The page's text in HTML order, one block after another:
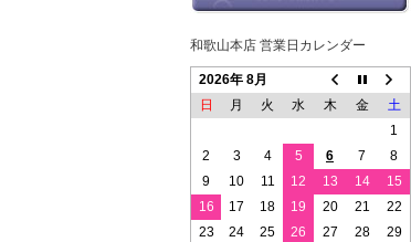
和歌山本店 営業日カレンダー
2026年 8月
日
月 火 水 木 金
土
1
2
3 4 5 6 7
8
9
10 11 12 13 14
15
16
17 18 19 20 21
22
23
24 25 26 27 28
29